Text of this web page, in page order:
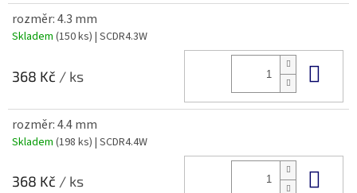
rozměr: 4.3 mm
Skladem (150 ks) | SCDR4.3W
368 Kč / ks
rozměr: 4.4 mm
Skladem (198 ks) | SCDR4.4W
368 Kč / ks